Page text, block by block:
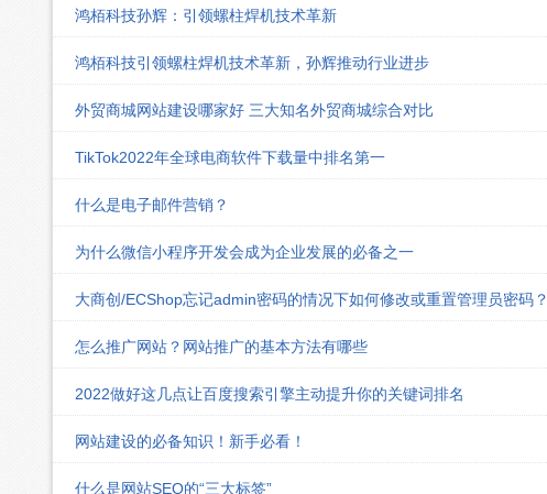
鸿栢科技孙辉：引领螺柱焊机技术革新
鸿栢科技引领螺柱焊机技术革新，孙辉推动行业进步
外贸商城网站建设哪家好 三大知名外贸商城综合对比
TikTok2022年全球电商软件下载量中排名第一
什么是电子邮件营销？
为什么微信小程序开发会成为企业发展的必备之一
大商创/ECShop忘记admin密码的情况下如何修改或重置管理员密码？
怎么推广网站？网站推广的基本方法有哪些
2022做好这几点让百度搜索引擎主动提升你的关键词排名
网站建设的必备知识！新手必看！
什么是网站SEO的“三大标签”